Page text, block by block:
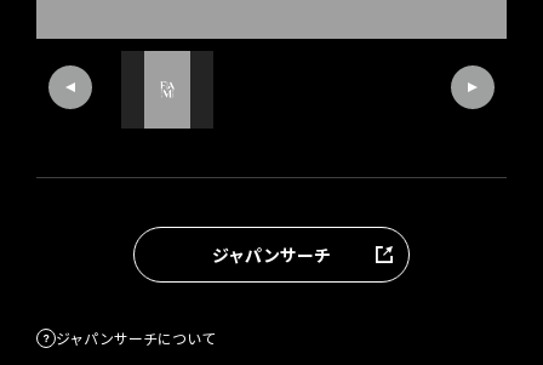
ジャパンサーチ
ジャパンサーチについて